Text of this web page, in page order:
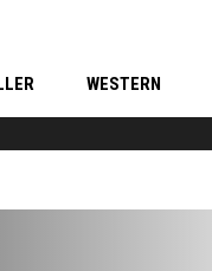
WESTERN